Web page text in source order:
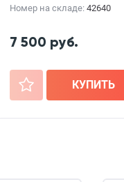
Номер на складе: 42640
7 500 руб.
+ КУПИТЬ